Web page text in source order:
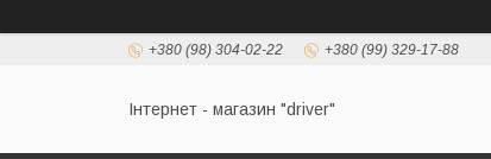
+380 (98) 304-02-22 +380 (99) 329-17-88
Інтернет - магазин "driver"